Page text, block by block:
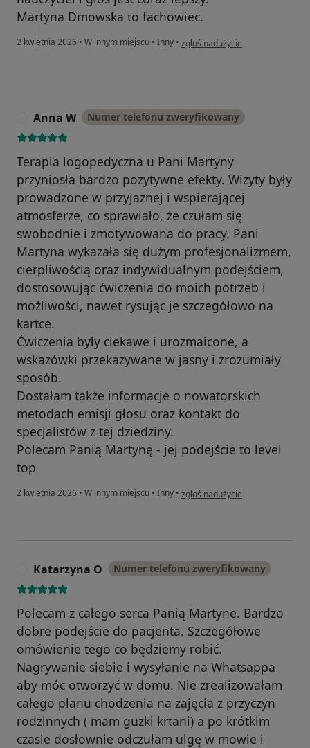
Martyna Dmowska to fachowiec.
2 kwietnia 2026 • W innym miejscu • Inny • w opinii użytkownika Anna G.
zgłoś nadużycie
Anna W Numer telefonu zweryfikowany
Terapia logopedyczna u Pani Martyny
przyniosła bardzo pozytywne efekty. Wizyty były
prowadzone w przyjaznej i wspierającej
atmosferze, co sprawiało, że czułam się
swobodnie i zmotywowana do pracy. Pani
Martyna wykazała się dużym profesjonalizmem,
cierpliwością oraz indywidualnym podejściem,
dostosowując ćwiczenia do moich potrzeb i
możliwości, nawet rysując je szczegółowo na
kartce.
Ćwiczenia były ciekawe i urozmaicone, a
wskazówki przekazywane w jasny i zrozumiały
sposób.
Dostałam także informacje o nowatorskich
metodach emisji głosu oraz kontakt do
specjalistów z tej dziedziny.
Polecam Panią Martynę - jej podejście to level
top
2 kwietnia 2026 • W innym miejscu • Inny • w opinii użytkownika Anna W
zgłoś nadużycie
Katarzyna O Numer telefonu zweryfikowany
Polecam z całego serca Panią Martyne. Bardzo
dobre podejście do pacjenta. Szczegółowe
omówienie tego co będziemy robić.
Nagrywanie siebie i wysyłanie na Whatsappa
aby móc otworzyć w domu. Nie zrealizowałam
całego planu chodzenia na zajęcia z przyczyn
rodzinnych ( mam guzki krtani) a po krótkim
czasie dosłownie odczułam ulgę w mowie i